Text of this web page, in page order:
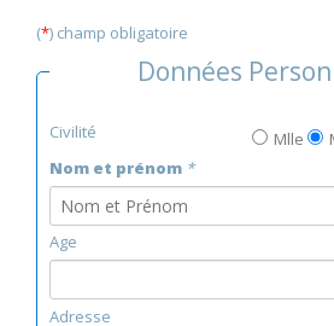
(*) champ obligatoire
Données
Civilité Mlle
Nom et prénom *
Age
Adresse